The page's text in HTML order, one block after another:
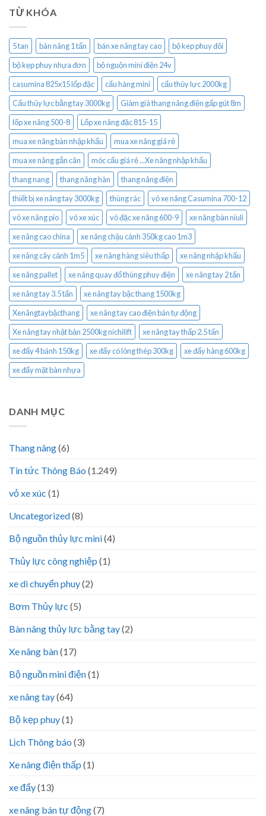
TỪ KHÓA
5 tan bàn nâng 1 tấn bán xe nâng tay cao
bộ kep phuy đôi
bộ kẹp phuy nhựa đơn
bộ nguộn mini điện 24v
casumina 825x15 lốp đặc
cẩu hàng mini
cẩu thủy lực 2000kg
Cẩu thủy lực bằng tay 3000kg
Giảm giá thang nâng điện gấp gút 8m
lốp xe nâng 500-8
Lốp xe nâng đặc 815-15
mua xe nâng bàn nhập khẩu
mua xe nâng giá rẻ
mua xe nâng gắn cân
móc cẩu giá rẻ ...Xe nâng nhập khẩu
thang nang
thang nâng hàn
thang nâng điện
thiết bị xe nâng tay 3000kg
thùng rác
vỏ xe nâng Casumina 700-12
vỏ xe nâng pio
vỏ xe xúc vỏ đặc xe nâng 600-9
xe nâng bàn niuli
xe nâng cao china
xe nâng chậu cảnh 350kg cao 1m3
xe nâng cây cảnh 1m5
xe nâng hàng siêu thấp
xe nâng nhập khẩu
xe nâng pallet
xe nâng quay đổ thùng phuy điện
xe nâng tay 2 tấn
xe nâng tay 3.5 tấn
xe nâng tay bậc thang 1500kg
Xenângtaybặcthang
xe nâng tay cao điện bán tự động
Xe nâng tay nhật bản 2500kg nichilift
xe nâng tay thấp 2.5 tấn
xe đẩy 4 bánh 150kg
xe đẩy có lòng thép 300kg
xe đẩy hàng 600kg
xe đẩy mặt bàn nhựa
DANH MỤC
Thang nâng(6)
Tin tức Thông Báo (1.249)
vỏ xe xúc (1)
Uncategorized(8)
Bộ nguồn thủy lực mini(4)
Thủy lực công nghiệp (1)
xe di chuyển phuy(2)
Bơm Thủy lực (5)
Bàn nâng thủy lực bằng tay(2)
Xe nâng bàn(17)
Bộ nguồn mini điện(1)
xe nâng tay(64)
Bộ kẹp phuy(1)
Lịch Thông báo (3)
Xe nâng điện thấp (1)
xe đẩy(13)
xe nâng bán tự động(7)